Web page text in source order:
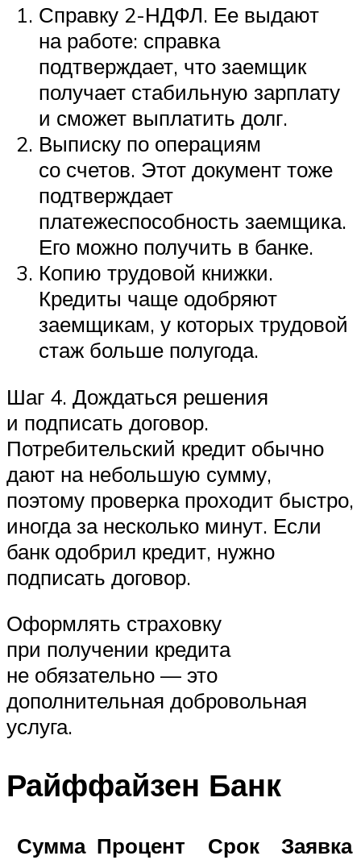
Справку 2-НДФЛ. Ее выдают
на работе: справка
подтверждает, что заемщик
получает стабильную зарплату
и сможет выплатить долг.
Выписку по операциям
со счетов. Этот документ тоже
подтверждает
платежеспособность заемщика.
Его можно получить в банке.
Копию трудовой книжки.
Кредиты чаще одобряют
заемщикам, у которых трудовой
стаж больше полугода.
Шаг 4. Дождаться решения
и подписать договор.
Потребительский кредит обычно
дают на небольшую сумму,
поэтому проверка проходит быстро,
иногда за несколько минут. Если
банк одобрил кредит, нужно
подписать договор.
Оформлять страховку
при получении кредита
не обязательно — это
дополнительная добровольная
услуга.
Райффайзен Банк
Сумма Процент Срок
Заявка